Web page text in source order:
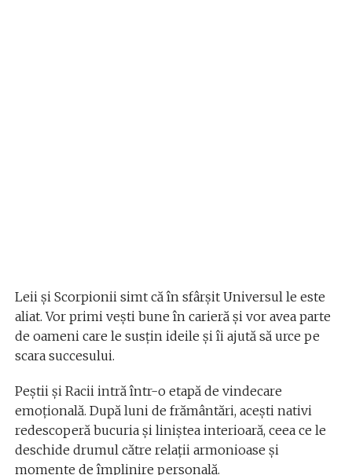
Leii și Scorpionii simt că în sfârșit Universul le este
aliat. Vor primi vești bune în carieră și vor avea parte
de oameni care le susțin ideile și îi ajută să urce pe
scara succesului.
Peștii și Racii intră într-o etapă de vindecare
emoțională. După luni de frământări, acești nativi
redescoperă bucuria și liniștea interioară, ceea ce le
deschide drumul către relații armonioase și
momente de împlinire personală.